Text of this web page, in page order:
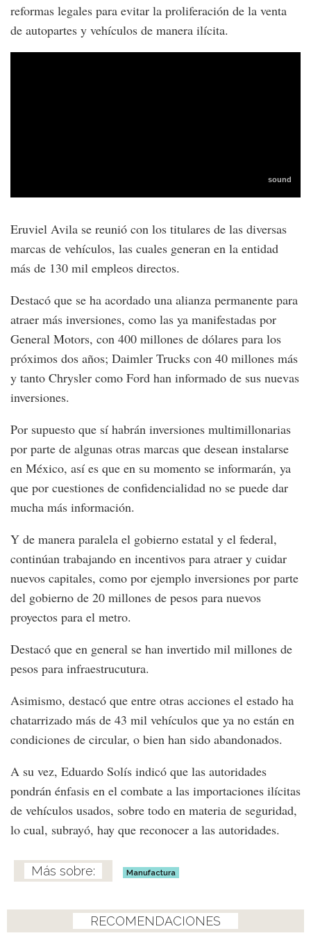
reformas legales para evitar la proliferación de la venta
de autopartes y vehículos de manera ilícita.
Eruviel Avila se reunió con los titulares de las diversas
marcas de vehículos, las cuales generan en la entidad
más de 130 mil empleos directos.
Destacó que se ha acordado una alianza permanente para
atraer más inversiones, como las ya manifestadas por
General Motors, con 400 millones de dólares para los
próximos dos años; Daimler Trucks con 40 millones más
y tanto Chrysler como Ford han informado de sus nuevas
inversiones.
Por supuesto que sí habrán inversiones multimillonarias
por parte de algunas otras marcas que desean instalarse
en México, así es que en su momento se informarán, ya
que por cuestiones de confidencialidad no se puede dar
mucha más información.
Y de manera paralela el gobierno estatal y el federal,
continúan trabajando en incentivos para atraer y cuidar
nuevos capitales, como por ejemplo inversiones por parte
del gobierno de 20 millones de pesos para nuevos
proyectos para el metro.
Destacó que en general se han invertido mil millones de
pesos para infraestrucutura.
Asimismo, destacó que entre otras acciones el estado ha
chatarrizado más de 43 mil vehículos que ya no están en
condiciones de circular, o bien han sido abandonados.
A su vez, Eduardo Solís indicó que las autoridades
pondrán énfasis en el combate a las importaciones ilícitas
de vehículos usados, sobre todo en materia de seguridad,
lo cual, subrayó, hay que reconocer a las autoridades.
Manufactura
RECOMENDACIONES